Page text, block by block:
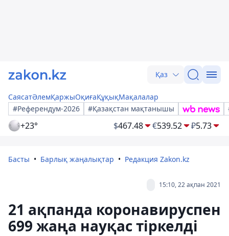
Қаз
СаясатӘлемҚаржыОқиғаҚұқықМақалалар
#Референдум-2026
#Қазақстан мақтанышы
+23° $467.48 €539.52 ₽5.73
Басты Барлық жаңалықтар Редакция Zakon.kz
15:10, 22 ақпан 2021
21 ақпанда коронавируспен
699 жаңа науқас тіркелді